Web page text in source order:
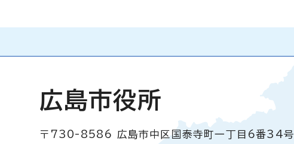
広島市役所
〒730-8586 広島市中区国泰寺町一丁目6番34号